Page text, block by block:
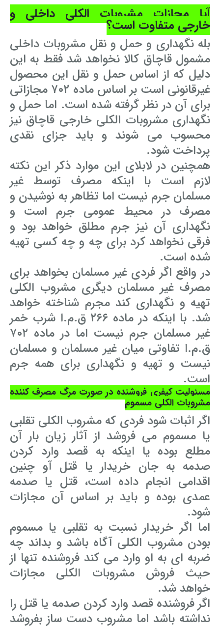
آیا مجازات مشروبات الکلی داخلی و
خارجی متفاوت است؟
بله نگهداری و حمل و نقل مشروبات داخلی
مشمول قاچاق کالا نخواهد شد فقط به این
دلیل که از اساس حمل و نقل این محصول
غیرقانونی است بر اساس ماده ۷۰۲ مجازاتی
برای آن در نظر گرفته شده است. اما حمل و
نگهداری مشروبات الکلی خارجی قاچاق نیز
محسوب می شوند و باید جزای نقدی
پرداخت شود.
همچنین در لابلای این موارد ذکر این نکته
لازم است با اینکه مصرف توسط غیر
مسلمان جرم نیست اما تظاهر به نوشیدن و
مصرف در محیط عمومی جرم است و
نگهداری آن نیز جرم مطلق خواهد بود و
فرقی نخواهد کرد برای چه و چه کسی تهیه
شده است.
در واقع اگر فردی غیر مسلمان بخواهد برای
مصرف غیر مسلمان دیگری مشروب الکلی
تهیه و نگهداری کند مجرم شناخته خواهد
شد. با اینکه در ماده ۲۶۶ ق.م.ا شرب خمر
غیر مسلمان جرم نیست اما در ماده ۷۰۲
ق.م.ا تفاوتی میان غیر مسلمان و مسلمان
نیست و تهیه و نگهداری برای همه جرم
است.
مسئولیت کیفری فروشنده در صورت مرگ مصرف کننده
مشروبات الکلی مسموم
اگر اثبات شود فردی که مشروب الکلی تقلبی
یا مسموم می فروشد از آثار زیان بار آن
مطلع بوده یا اینکه به قصد وارد کردن
صدمه به جان خریدار یا قتل آو چنین
اقدامی انجام داده است، قتل یا صدمه
عمدی بوده و باید بر اساس آن مجازات
شود.
اما اگر خریدار نسبت به تقلبی یا مسموم
بودن مشروب الکلی آگاه باشد و بداند چه
ضربه ای به او وارد می کند فروشنده تنها از
حیث فروش مشروبات الکلی مجازات
خواهد شد.
اگر فروشنده قصد وارد کردن صدمه یا قتل را
نداشته باشد اما مشروب دست ساز بفروشد